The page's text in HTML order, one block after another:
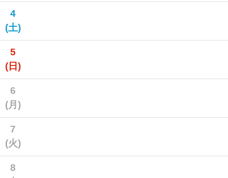
4
(土)
5
(日)
6
(月)
7
(火)
8